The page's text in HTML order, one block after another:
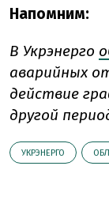
Напомним:
В Укрэнерго
аварийных
действие
другой
УКРЭНЕРГО